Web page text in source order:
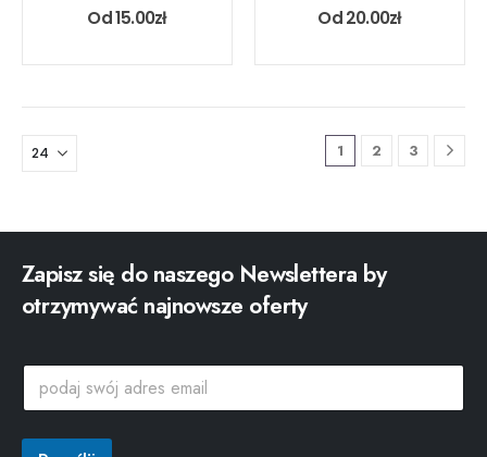
Od15.00zł Od20.00zł
1 2 3
Zapisz się do naszego Newslettera by
otrzymywać najnowsze oferty
a
p
d
a